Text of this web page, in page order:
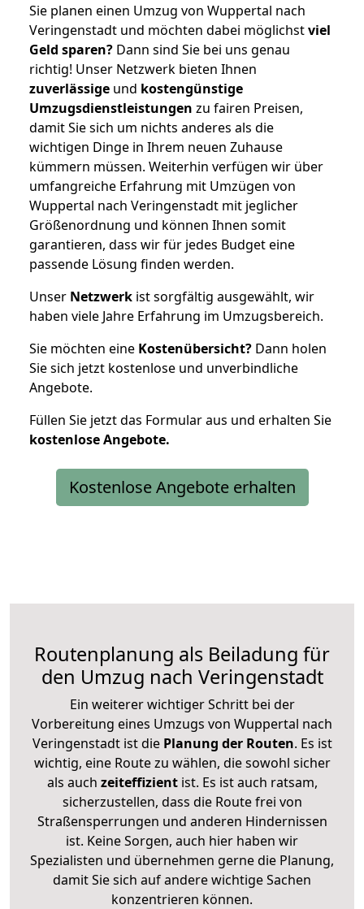
Sie planen einen Umzug von Wuppertal nach
Veringenstadt und möchten dabei möglichstviel
Geld sparen? Dann sind Sie bei uns genau
richtig! Unser Netzwerk bieten Ihnen
zuverlässige und kostengünstige
Umzugsdienstleistungen zu fairen Preisen,
damit Sie sich um nichts anderes als die
wichtigen Dinge in Ihrem neuen Zuhause
kümmern müssen. Weiterhin verfügen wir über
umfangreiche Erfahrung mit Umzügen von
Wuppertal nach Veringenstadt mit jeglicher
Größenordnung und können Ihnen somit
garantieren, dass wir für jedes Budget eine
passende Lösung finden werden.
Unser Netzwerk ist sorgfältig ausgewählt, wir
haben viele Jahre Erfahrung im Umzugsbereich.
Sie möchten eine Kostenübersicht? Dann holen
Sie sich jetzt kostenlose und unverbindliche
Angebote.
Füllen Sie jetzt das Formular aus und erhalten Sie
kostenloseAngebote.
Kostenlose Angebote erhalten
Routenplanung als Beiladung für
den Umzug nach Veringenstadt
Ein weiterer wichtiger Schritt bei der
Vorbereitung eines Umzugs von Wuppertal nach
Veringenstadt ist diePlanung der Routen. Es ist
wichtig, eine Route zu wählen, die sowohl sicher
als auch zeiteffizientist. Es ist auch ratsam,
sicherzustellen, dass die Route frei von
Straßensperrungen und anderen Hindernissen
ist. Keine Sorgen, auch hier haben wir
Spezialisten und übernehmen gerne die Planung,
damit Sie sich auf andere wichtige Sachen
konzentrieren können.